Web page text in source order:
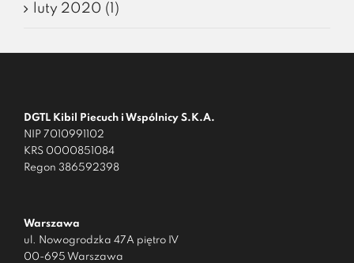
luty 2020 (1)
DGTL Kibil Piecuch i Wspólnicy S.K.A.
NIP 7010991102
KRS 0000851084
Regon 386592398
Warszawa
ul. Nowogrodzka 47A piętro IV
00-695 Warszawa